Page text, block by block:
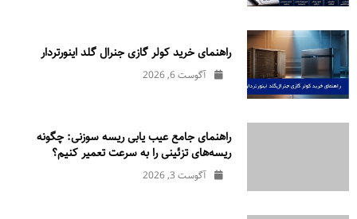
راهنمای خرید کولر گازی جنرال‌ گلد اینورتر‌دار
آگوست 6, 2026
راهنمای جامع عیب یابی ریسه سوزنی: چگونه
ریسه‌های تزئینی را به سرعت تعمیر کنیم؟
آگوست 3, 2026